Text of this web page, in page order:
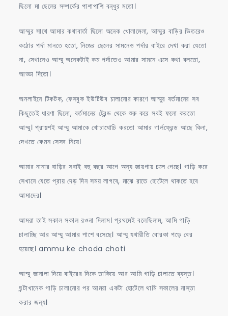
ছিলো মা ছেলের সম্পর্কের পাশাপাশি বন্ধুর মতো।
আম্মুর সাথে আমার কথাবার্তা ছিলো অনেক খোলামেলা, আম্মুর বাড়ির ভিতরেও
কঠোর পর্দা মানতে হতো, নিজের ছেলের সামনেও পর্দার বাইরে দেখা করা যেতো
না, সেখানেও আম্মু অনেকটাই কম পর্দাতেও আমার সামনে এসে কথা বলতো,
আড্ডা দিতো।
অনলাইনে টিকটক, ফেসবুক ইউটিউব চালানোর কারণে আম্মুর বর্তমানের সব
কিছুতেই ধারণা ছিলো, বর্তমানের ট্রেন্ড থেকে শুরু করে সবই ফলো করতো
আম্মু। প্রায়শই আম্মু আমাকে খোচাখোচি করতো আমার গার্লফ্রেন্ড আছে কিনা,
দেখতে কেমন সেসব নিয়ে।
আমার নানার বাড়ির সবাই বহু বছর আগে অন্য জায়গায় চলে গেছে। গাড়ি করে
সেখানে যেতে প্রায় দেড় দিন সময় লাগবে, মাঝে রাতে হোটেলে থাকতে হবে
আমাদের।
আমরা তাই সকাল সকাল রওনা দিলাম। প্রথমেই বলেছিলাম, আমি গাড়ি
চালাচ্ছি আর আম্মু আমার পাশে বসেছে। আম্মু যথারীতি বোরকা পড়ে বের
হয়েছে। ammu ke choda choti
আম্মু জানালা দিয়ে বাইরের দিকে তাকিয়ে আর আমি গাড়ি চালাতে ব্যস্ত।
ঘন্টাখানেক গাড়ি চালানোর পর আমরা একটা হোটেলে থামি সকালের নাস্তা
করার জন্য।